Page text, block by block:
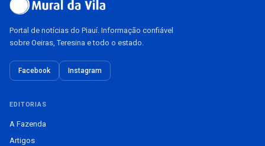
Portal de notícias do Piauí. Informação confiável
sobre Oeiras, Teresina e todo o estado.
Facebook Instagram
EDITORIAS
A Fazenda
Artigos